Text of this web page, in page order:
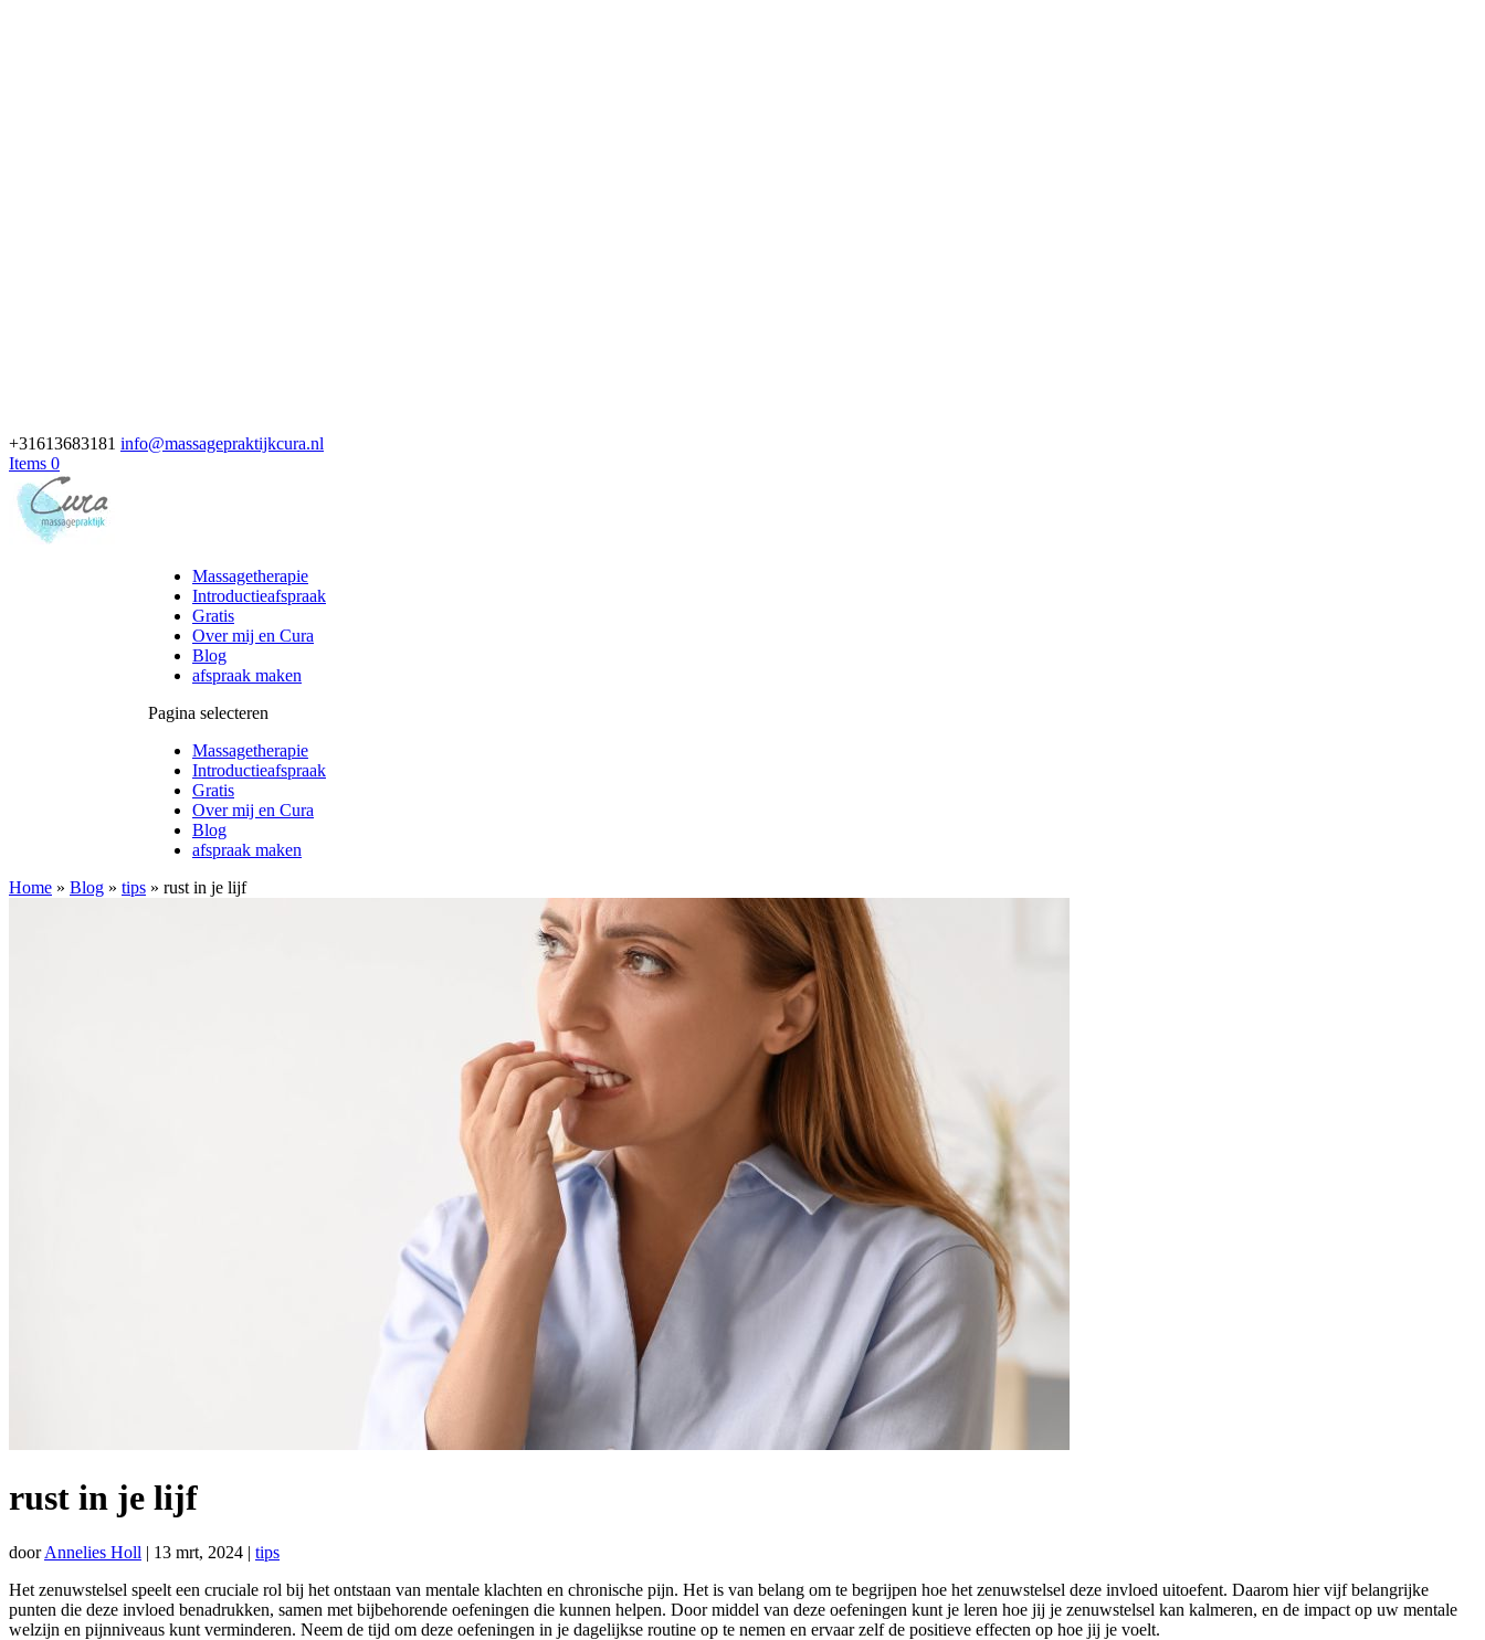
+31613683181 info@massagepraktijkcura.nl
Items 0
Massagetherapie
Introductieafspraak
Gratis
Over mij en Cura
Blog
afspraak maken
Pagina selecteren
Massagetherapie
Introductieafspraak
Gratis
Over mij en Cura
Blog
afspraak maken
Home » Blog » tips » rust in je lijf
rust in je lijf
doorAnnelies Holl | 13 mrt, 2024 | tips
Het zenuwstelsel speelt een cruciale rol bij het ontstaan van mentale klachten en chronische pijn. Het is van belang om te begrijpen hoe het zenuwstelsel deze invloed uitoefent. Daarom hier vijf belangrijke
punten die deze invloed benadrukken, samen met bijbehorende oefeningen die kunnen helpen. Door middel van deze oefeningen kunt je leren hoe jij je zenuwstelsel kan kalmeren, en de impact op uw mentale
welzijn en pijnniveaus kunt verminderen. Neem de tijd om deze oefeningen in je dagelijkse routine op te nemen en ervaar zelf de positieve effecten op hoe jij je voelt.